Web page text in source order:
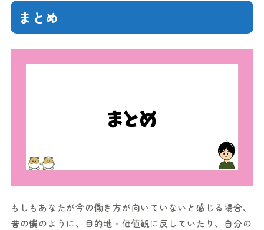
まとめ
もしもあなたが今の働き方が向いていないと感じる場合、
昔の僕のように、目的地・価値観に反していたり、自分の